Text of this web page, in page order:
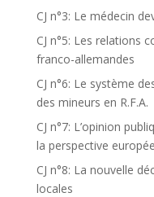
CJ n°3: Le médecin
CJ n°5: Les relations
franco-allemandes
CJ n°6: Le système
des mineurs en R.F.A.
CJ n°7: L’opinion
la perspective
CJ n°8: La nouvelle
locales